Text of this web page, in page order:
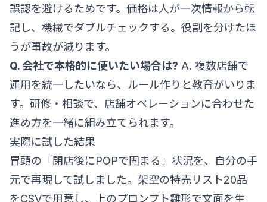
誤認を避けるためです。価格は人が一次情報から転
記し、機械でダブルチェックする。役割を分けたほ
うが事故が減ります。
Q. 会社で本格的に使いたい場合は? A. 複数店舗で
運用を統一したいなら、ルール作りと教育がいりま
す。 研修・相談で、店舗オペレーションに合わせた
進め方を一緒に組み立てられます。
実際に試した結果
冒頭の「閉店後にPOPで固まる」状況を、自分の手
元で再現して試しました。架空の特売リスト20品
をCSVで用意し、上のプロンプト雛形で文面を生